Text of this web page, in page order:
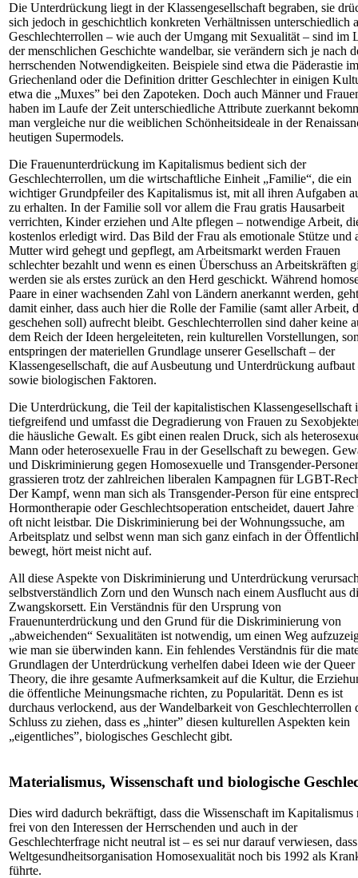
Die Unterdrückung liegt in der Klassengesellschaft begraben, sie
sich jedoch in geschichtlich konkreten Verhältnissen unterschiedlich
Geschlechterrollen – wie auch der Umgang mit Sexualität – sind im
der menschlichen Geschichte wandelbar, sie verändern sich je nach
herrschenden Notwendigkeiten. Beispiele sind etwa die Päderastie
Griechenland oder die Definition dritter Geschlechter in einigen
etwa die „Muxes” bei den Zapoteken. Doch auch Männer und
haben im Laufe der Zeit unterschiedliche Attribute zuerkannt
man vergleiche nur die weiblichen Schönheitsideale in der
heutigen Supermodels.
Die Frauenunterdrückung im Kapitalismus bedient sich der
Geschlechterrollen, um die wirtschaftliche Einheit „Familie“, die ein
wichtiger Grundpfeiler des Kapitalismus ist, mit all ihren Aufgaben
zu erhalten. In der Familie soll vor allem die Frau gratis Hausarbeit
verrichten, Kinder erziehen und Alte pflegen – notwendige Arbeit,
kostenlos erledigt wird. Das Bild der Frau als emotionale Stütze und
Mutter wird gehegt und gepflegt, am Arbeitsmarkt werden Frauen
schlechter bezahlt und wenn es einen Überschuss an Arbeitskräften
werden sie als erstes zurück an den Herd geschickt. Während
Paare in einer wachsenden Zahl von Ländern anerkannt werden,
damit einher, dass auch hier die Rolle der Familie (samt aller Arbeit,
geschehen soll) aufrecht bleibt. Geschlechterrollen sind daher keine
dem Reich der Ideen hergeleiteten, rein kulturellen Vorstellungen,
entspringen der materiellen Grundlage unserer Gesellschaft – der
Klassengesellschaft, die auf Ausbeutung und Unterdrückung aufbaut
sowie biologischen Faktoren.
Die Unterdrückung, die Teil der kapitalistischen Klassengesellschaft
tiefgreifend und umfasst die Degradierung von Frauen zu
die häusliche Gewalt. Es gibt einen realen Druck, sich als
Mann oder heterosexuelle Frau in der Gesellschaft zu bewegen.
und Diskriminierung gegen Homosexuelle und Transgender-
grassieren trotz der zahlreichen liberalen Kampagnen für LGBT-
Der Kampf, wenn man sich als Transgender-Person für eine
Hormontherapie oder Geschlechtsoperation entscheidet, dauert Jahre
oft nicht leistbar. Die Diskriminierung bei der Wohnungssuche, am
Arbeitsplatz und selbst wenn man sich ganz einfach in der
bewegt, hört meist nicht auf.
All diese Aspekte von Diskriminierung und Unterdrückung
selbstverständlich Zorn und den Wunsch nach einem Ausflucht aus
Zwangskorsett. Ein Verständnis für den Ursprung von
Frauenunterdrückung und den Grund für die Diskriminierung von
„abweichenden“ Sexualitäten ist notwendig, um einen Weg
wie man sie überwinden kann. Ein fehlendes Verständnis für die
Grundlagen der Unterdrückung verhelfen dabei Ideen wie der Queer
Theory, die ihre gesamte Aufmerksamkeit auf die Kultur, die
die öffentliche Meinungsmache richten, zu Popularität. Denn es ist
durchaus verlockend, aus der Wandelbarkeit von Geschlechterrollen
Schluss zu ziehen, dass es „hinter” diesen kulturellen Aspekten kein
„eigentliches”, biologisches Geschlecht gibt.
Materialismus, Wissenschaft und biologische
Dies wird dadurch bekräftigt, dass die Wissenschaft im Kapitalismus
frei von den Interessen der Herrschenden und auch in der
Geschlechterfrage nicht neutral ist – es sei nur darauf verwiesen,
Weltgesundheitsorganisation Homosexualität noch bis 1992 als
führte.